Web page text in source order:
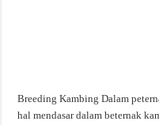
Breeding Kambing Dalam
hal mendasar dalam beternak